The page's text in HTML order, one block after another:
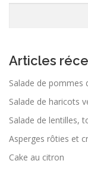
Articles
Salade de
Salade de haricots
Salade de lentilles,
Asperges rôties et
Cake au citron